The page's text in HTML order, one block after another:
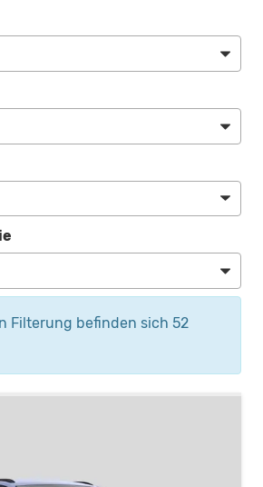
Filterung befinden sich 52